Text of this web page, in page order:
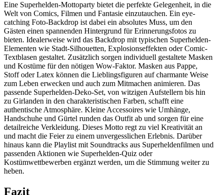
Eine Superhelden-Mottoparty bietet die perfekte Gelegenheit, in die
Welt von Comics, Filmen und Fantasie einzutauchen. Ein eye-
catching Foto-Backdrop ist dabei ein absolutes Muss, um den
Gästen einen spannenden Hintergrund für Erinnerungsfotos zu
bieten. Idealerweise wird das Backdrop mit typischen Superhelden-
Elementen wie Stadt-Silhouetten, Explosionseffekten oder Comic-
Textblasen gestaltet. Zusätzlich sorgen individuell gestaltete Masken
und Kostüme für den nötigen Wow-Faktor. Masken aus Pappe,
Stoff oder Latex können die Lieblingsfiguren auf charmante Weise
zum Leben erwecken und auch zum Mitmachen animieren. Das
passende Superhelden-Deko-Set, von witzigen Aufstellern bis hin
zu Girlanden in den charakteristischen Farben, schafft eine
authentische Atmosphäre. Kleine Accessoires wie Umhänge,
Handschuhe und Gürtel runden das Outfit ab und sorgen für eine
detailreiche Verkleidung. Dieses Motto regt zu viel Kreativität an
und macht die Feier zu einem unvergesslichen Erlebnis. Darüber
hinaus kann die Playlist mit Soundtracks aus Superheldenfilmen und
passenden Aktionen wie Superhelden-Quiz oder
Kostümwettbewerben ergänzt werden, um die Stimmung weiter zu
heben.
Fazit